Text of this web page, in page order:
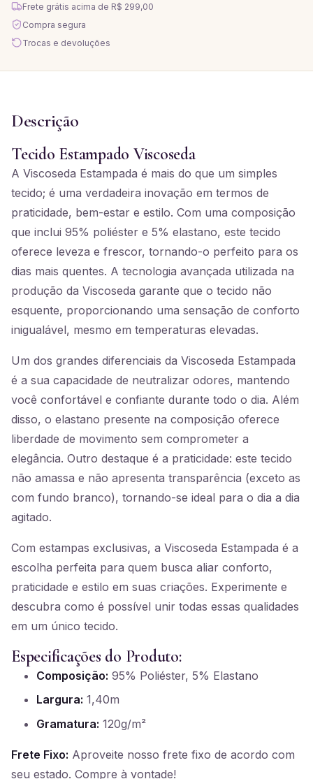
Frete grátis acima de R$ 299,00
Compra segura
Trocas e devoluções
Descrição
Tecido Estampado Viscoseda
A Viscoseda Estampada é mais do que um simples
tecido; é uma verdadeira inovação em termos de
praticidade, bem-estar e estilo. Com uma composição
que inclui 95% poliéster e 5% elastano, este tecido
oferece leveza e frescor, tornando-o perfeito para os
dias mais quentes. A tecnologia avançada utilizada na
produção da Viscoseda garante que o tecido não
esquente, proporcionando uma sensação de conforto
inigualável, mesmo em temperaturas elevadas.
Um dos grandes diferenciais da Viscoseda Estampada
é a sua capacidade de neutralizar odores, mantendo
você confortável e confiante durante todo o dia. Além
disso, o elastano presente na composição oferece
liberdade de movimento sem comprometer a
elegância. Outro destaque é a praticidade: este tecido
não amassa e não apresenta transparência (exceto as
com fundo branco), tornando-se ideal para o dia a dia
agitado.
Com estampas exclusivas, a Viscoseda Estampada é a
escolha perfeita para quem busca aliar conforto,
praticidade e estilo em suas criações. Experimente e
descubra como é possível unir todas essas qualidades
em um único tecido.
Especificações do Produto:
Composição: 95% Poliéster, 5% Elastano
Largura: 1,40m
Gramatura: 120g/m²
Frete Fixo: Aproveite nosso frete fixo de acordo com
seu estado. Compre à vontade!